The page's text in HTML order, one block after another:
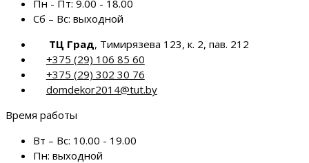
Пн - Пт: 9.00 - 18.00
Сб – Вс: выходной
ТЦ Град, Тимирязева 123, к. 2, пав. 212
+375 (29) 106 85 60
+375 (29) 302 30 76
domdekor2014@tut.by
Время работы
Вт – Вс: 10.00 - 19.00
Пн: выходной